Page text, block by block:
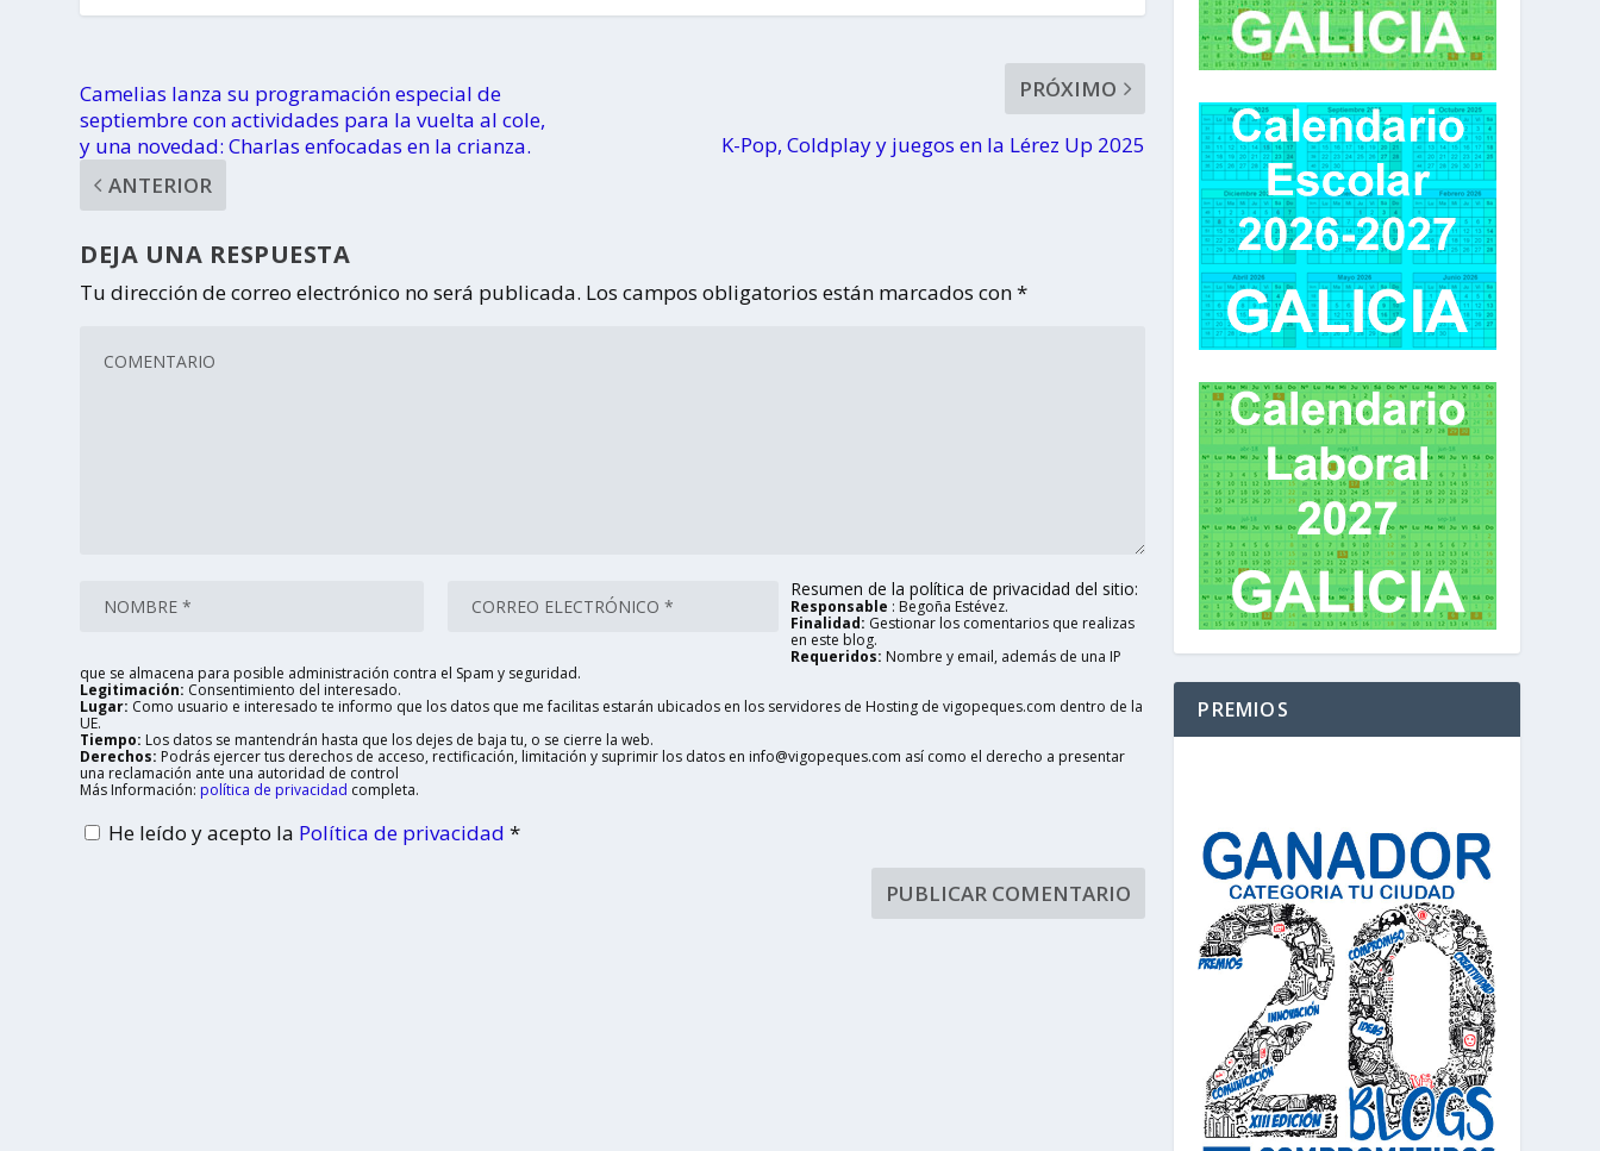
Camelias lanza su programación especial de
septiembre con actividades para la vuelta al cole,
y una novedad: Charlas enfocadas en la crianza.
ANTERIOR
PRÓXIMO
K-Pop, Coldplay y juegos en la Lérez Up 2025
DEJA UNA RESPUESTA
Tu dirección de correo electrónico no será publicada. Los campos obligatorios están marcados con*
Resumen de la política de privacidad del sitio:
Responsable : Begoña Estévez.
Finalidad: Gestionar los comentarios que realizas
en este blog.
Requeridos: Nombre y email, además de una IP
que se almacena para posible administración contra el Spam y seguridad.
Legitimación: Consentimiento del interesado.
Lugar: Como usuario e interesado te informo que los datos que me facilitas estarán ubicados en los servidores de Hosting de vigopeques.com dentro de la
UE.
Tiempo: Los datos se mantendrán hasta que los dejes de baja tu, o se cierre la web.
Derechos: Podrás ejercer tus derechos de acceso, rectificación, limitación y suprimir los datos en info@vigopeques.com así como el derecho a presentar
una reclamación ante una autoridad de control
Más Información: política de privacidad completa.
He leído y acepto la Política de privacidad*
PREMIOS